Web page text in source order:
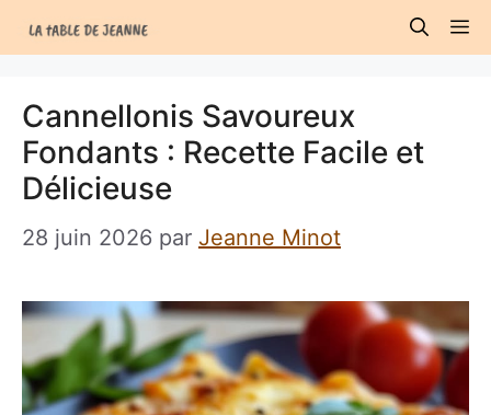
au
Cannellonis Savoureux
Fondants : Recette Facile et
Délicieuse
28 juin 2026 par Jeanne Minot